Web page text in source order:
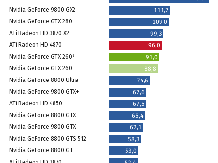
Nvidia GeForce 9800 GX2
111,7
Nvidia GeForce GTX 280
109,0
ATi Radeon HD 3870 X2
99,3
ATi Radeon HD 4870
96,0
Nvidia GeForce GTX 260²
91,0
Nvidia GeForce GTX 260
88,8
Nvidia GeForce 8800 Ultra
74,6
Nvidia GeForce 9800 GTX+
67,6
ATi Radeon HD 4850
67,5
Nvidia GeForce 8800 GTX
65,4
Nvidia GeForce 9800 GTX
62,1
Nvidia GeForce 8800 GTS 512
58,3
Nvidia GeForce 8800 GT
53,0